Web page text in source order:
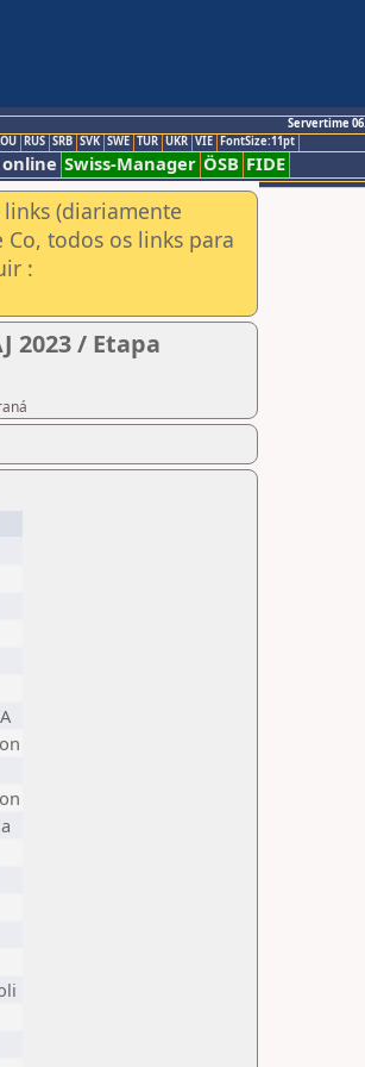
Servertime
RUS SRB SVK SWE TUR UKR VIE FontSize:11pt
Swiss-Manager ÖSB FIDE
(diariamente
Co, todos os links para
:
2023 / Etapa